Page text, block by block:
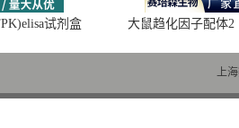
试剂盒 大鼠趋化因子配体2
上